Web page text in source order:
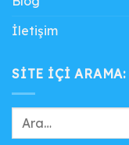
İletişim
SITE IÇI ARAMA: